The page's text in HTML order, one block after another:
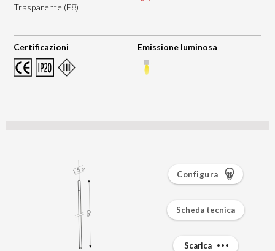
Trasparente (E8)
Certificazioni Emissione luminosa
Configura
Scheda tecnica
Scarica